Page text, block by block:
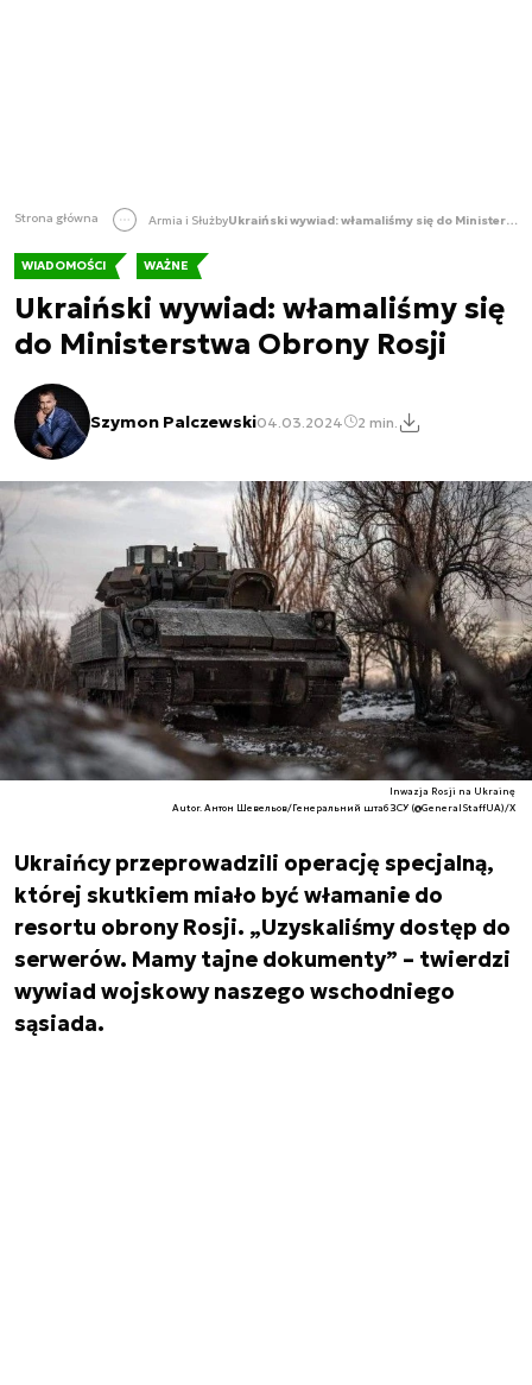
Strona główna Armia i Służby Ukraiński wywiad: włamaliśmy się do Ministerstwa Obrony Rosji
WIADOMOŚCI WAŻNE
Ukraiński wywiad: włamaliśmy się
do Ministerstwa Obrony Rosji
Szymon Palczewski04.03.2024 2 min.
Inwazja Rosji na Ukrainę
Autor. Антон Шевельов/Генеральний штаб ЗСУ (@GeneralStaffUA)/X
Ukraińcy przeprowadzili operację specjalną,
której skutkiem miało być włamanie do
resortu obrony Rosji. „Uzyskaliśmy dostęp do
serwerów. Mamy tajne dokumenty” – twierdzi
wywiad wojskowy naszego wschodniego
sąsiada.